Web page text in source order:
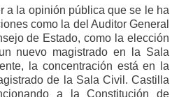
a la opinión pública que se le ha
como la del Auditor General
de Estado, como la elección
nuevo magistrado en la Sala
la concentración está en la
de la Sala Civil. Castilla
a la Constitución de